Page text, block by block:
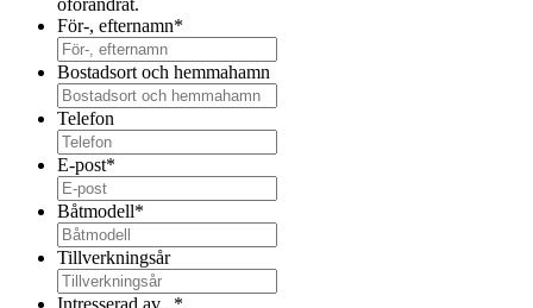
För-, efternamn*
Bostadsort och hemmahamn
Telefon
E-post*
Båtmodell*
Tillverkningsår
Intresserad av...*